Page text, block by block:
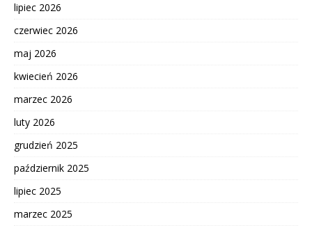
lipiec 2026
czerwiec 2026
maj 2026
kwiecień 2026
marzec 2026
luty 2026
grudzień 2025
październik 2025
lipiec 2025
marzec 2025